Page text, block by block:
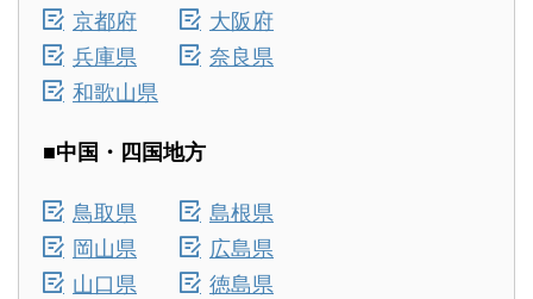
京都府
大阪府
兵庫県
奈良県
和歌山県
■中国・四国地方
鳥取県
島根県
岡山県
広島県
山口県
徳島県